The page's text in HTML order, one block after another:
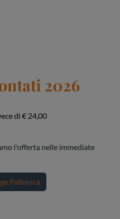
2026
di € 24,00
l'offerta nelle immediate
Follonica